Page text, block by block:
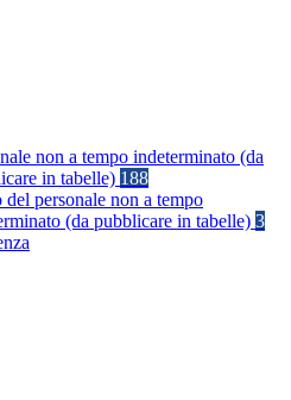
non a tempo indeterminato (da
in tabelle) 188
del personale non a tempo
(da pubblicare in tabelle) 3